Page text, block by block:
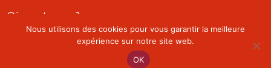
Où nous trouver ?
Trouver le bon service
Les centrales professionnelles
Nous utilisons des cookies pour vous garantir la meilleure
expérience sur notre site web.
OK